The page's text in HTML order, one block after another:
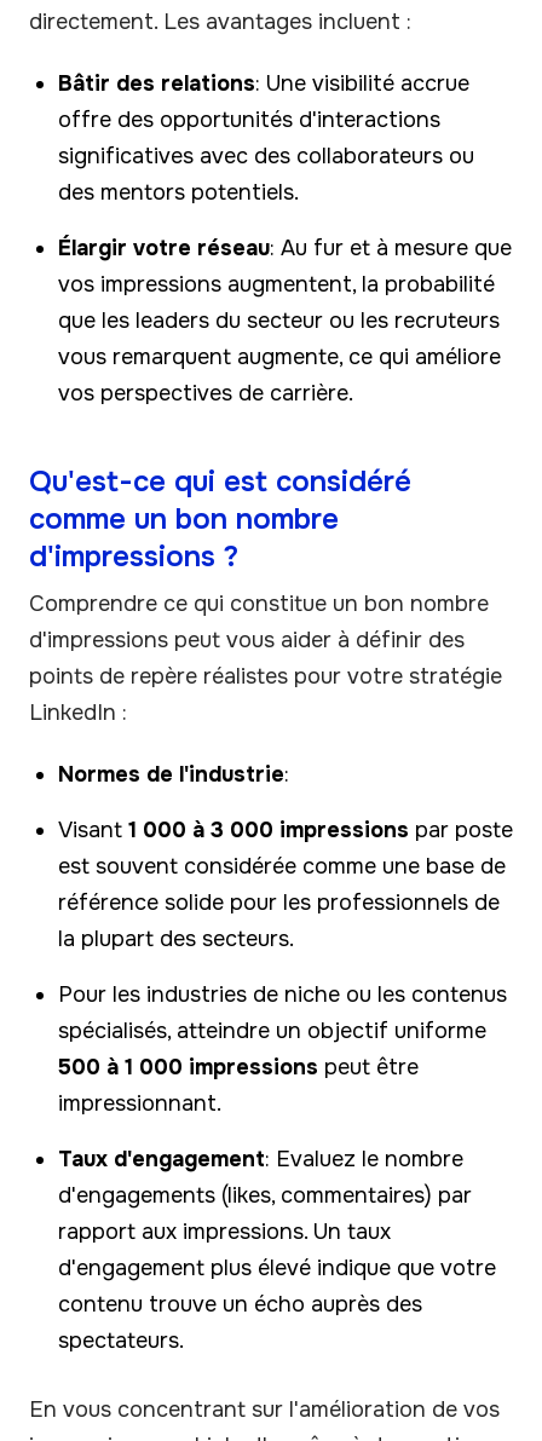
directement. Les avantages incluent :
Bâtir des relations: Une visibilité accrue
offre des opportunités d'interactions
significatives avec des collaborateurs ou
des mentors potentiels.
Élargir votre réseau: Au fur et à mesure que
vos impressions augmentent, la probabilité
que les leaders du secteur ou les recruteurs
vous remarquent augmente, ce qui améliore
vos perspectives de carrière.
Qu'est-ce qui est considéré
comme un bon nombre
d'impressions ?
Comprendre ce qui constitue un bon nombre
d'impressions peut vous aider à définir des
points de repère réalistes pour votre stratégie
LinkedIn :
Normes de l'industrie:
Visant 1 000 à 3 000 impressions par poste
est souvent considérée comme une base de
référence solide pour les professionnels de
la plupart des secteurs.
Pour les industries de niche ou les contenus
spécialisés, atteindre un objectif uniforme
500 à 1 000 impressions peut être
impressionnant.
Taux d'engagement: Evaluez le nombre
d'engagements (likes, commentaires) par
rapport aux impressions. Un taux
d'engagement plus élevé indique que votre
contenu trouve un écho auprès des
spectateurs.
En vous concentrant sur l'amélioration de vos